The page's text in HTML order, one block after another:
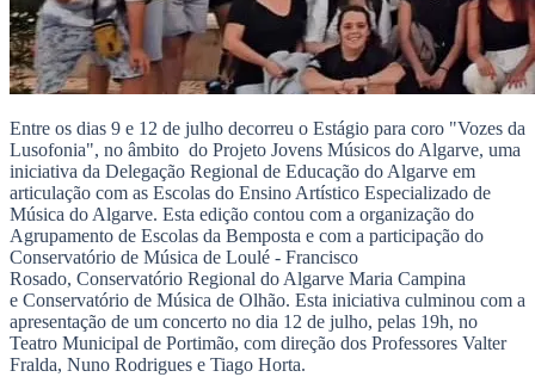
Entre os dias 9 e 12 de julho decorreu o Estágio para coro "Vozes da
Lusofonia", no âmbito do Projeto Jovens Músicos do Algarve, uma
iniciativa da Delegação Regional de Educação do Algarve em
articulação com as Escolas do Ensino Artístico Especializado de
Música do Algarve. Esta edição contou com a organização do
Agrupamento de Escolas da Bemposta e com a participação do
Conservatório de Música de Loulé - Francisco
Rosado, Conservatório Regional do Algarve Maria Campina
e Conservatório de Música de Olhão. Esta iniciativa culminou com a
apresentação de um concerto no dia 12 de julho, pelas 19h, no
Teatro Municipal de Portimão, com direção dos Professores Valter
Fralda, Nuno Rodrigues e Tiago Horta.